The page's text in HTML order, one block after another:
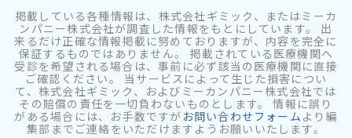
掲載している各種情報は、株式会社ギミック、またはミーカ
ンパニー株式会社が調査した情報をもとにしています。 出
来るだけ正確な情報掲載に努めておりますが、内容を完全に
保証するものではありません。 掲載されている医療機関へ
受診を希望される場合は、事前に必ず該当の医療機関に直接
ご確認ください。 当サービスによって生じた損害につい
て、株式会社ギミック、およびミーカンパニー株式会社では
その賠償の責任を一切負わないものとします。 情報に誤り
がある場合には、お手数ですが お問い合わせフォーム より編
集部までご連絡をいただけますようお願いいたします。